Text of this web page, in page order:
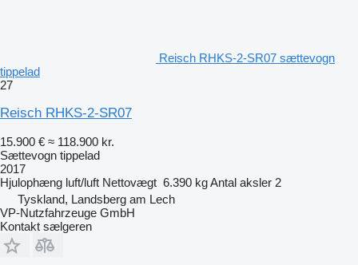
Reisch RHKS-2-SR07 sættevogn
tippelad
27
Reisch RHKS-2-SR07
15.900 € ≈ 118.900 kr.
Sættevogn tippelad
2017
Hjulophæng luft/luft Nettovægt 6.390 kgAntal aksler 2
Tyskland, Landsberg am Lech
VP-Nutzfahrzeuge GmbH
Kontakt sælgeren